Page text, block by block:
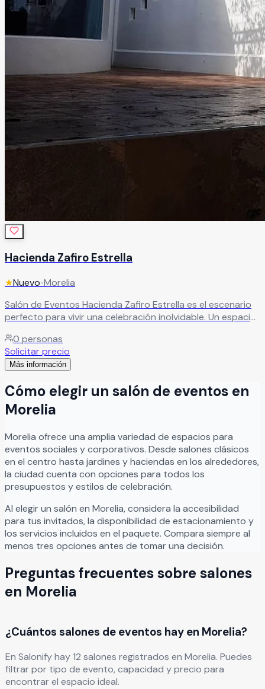
Hacienda Zafiro Estrella
★Nuevo•Morelia
Salón de Eventos Hacienda Zafiro Estrella es el escenario
perfecto para vivir una celebración inolvidable. Un espacio
siempre lo imaginaste. Aquí encontrarás el ambiente ideal
para disfrutar cada momento y crear recuerdos que
durarán toda la vida.
0 personas
Solicitar precio
Más información
Cómo elegir un salón de eventos en
Morelia
Morelia ofrece una amplia variedad de espacios para
eventos sociales y corporativos. Desde salones clásicos
en el centro hasta jardines y haciendas en los alrededores,
la ciudad cuenta con opciones para todos los
presupuestos y estilos de celebración.
Al elegir un salón en Morelia, considera la accesibilidad
para tus invitados, la disponibilidad de estacionamiento y
los servicios incluidos en el paquete. Compara siempre al
menos tres opciones antes de tomar una decisión.
Preguntas frecuentes sobre salones
en Morelia
¿Cuántos salones de eventos hay en Morelia?
En Salonify hay 12 salones registrados en Morelia. Puedes
filtrar por tipo de evento, capacidad y precio para
encontrar el espacio ideal.